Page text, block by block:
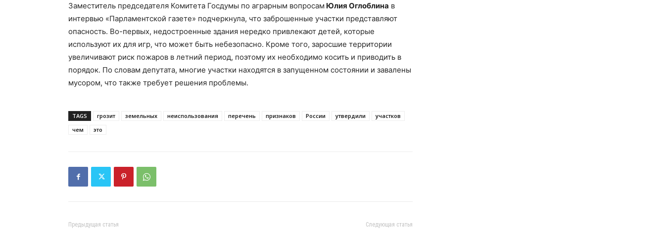
Заместитель председателя Комитета Госдумы по аграрным вопросам Юлия Оглоблина в
интервью «Парламентской газете» подчеркнула, что заброшенные участки представляют
опасность. Во-первых, недостроенные здания нередко привлекают детей, которые
используют их для игр, что может быть небезопасно. Кроме того, заросшие территории
увеличивают риск пожаров в летний период, поэтому их необходимо косить и приводить в
порядок. По словам депутата, многие участки находятся в запущенном состоянии и завалены
мусором, что также требует решения проблемы.
TAGS грозит земельных неиспользования перечень признаков России утвердили
участков
чем
это
Предыдущая статья Следующая статья